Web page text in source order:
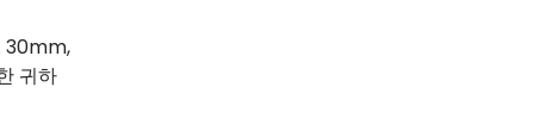
30mm,
귀하